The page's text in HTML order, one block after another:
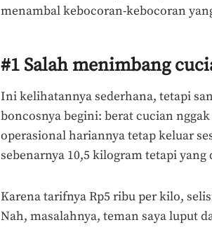
menambal kebocoran-kebocoran
#1 Salah menimbang
Ini kelihatannya sederhana, tetapi
boncosnya begini: berat cucian
operasional hariannya tetap keluar
sebenarnya 10,5 kilogram tetapi
Karena tarifnya Rp5 ribu per kilo,
Nah, masalahnya, teman saya luput